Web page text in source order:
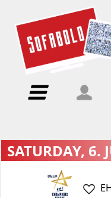
SATURDAY, 6.